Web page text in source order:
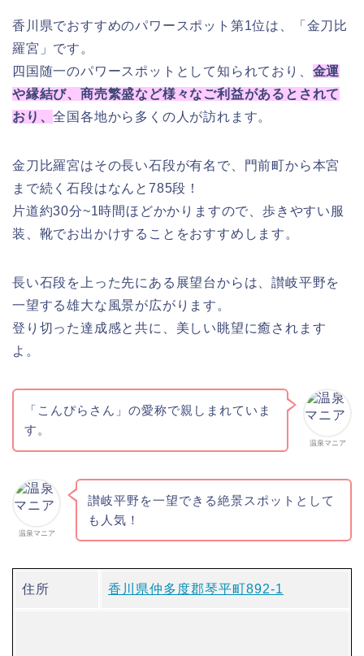
香川県でおすすめのパワースポット第1位は、「金刀比
羅宮」です。
四国随一のパワースポットとして知られており、 金運
や縁結び、商売繁盛など様々なご利益があるとされて
おり、全国各地から多くの人が訪れます。
金刀比羅宮はその長い石段が有名で、門前町から本宮
まで続く石段はなんと785段！
片道約30分~1時間ほどかかりますので、歩きやすい服
装、靴でお出かけすることをおすすめします。
長い石段を上った先にある展望台からは、讃岐平野を
一望する雄大な風景が広がります。
登り切った達成感と共に、美しい眺望に癒されます
よ。
温泉マニア
「こんぴらさん」の愛称で親しまれていま
す。
温泉マニア
讃岐平野を一望できる絶景スポットとして
も人気！
住所 香川県仲多度郡琴平町892-1